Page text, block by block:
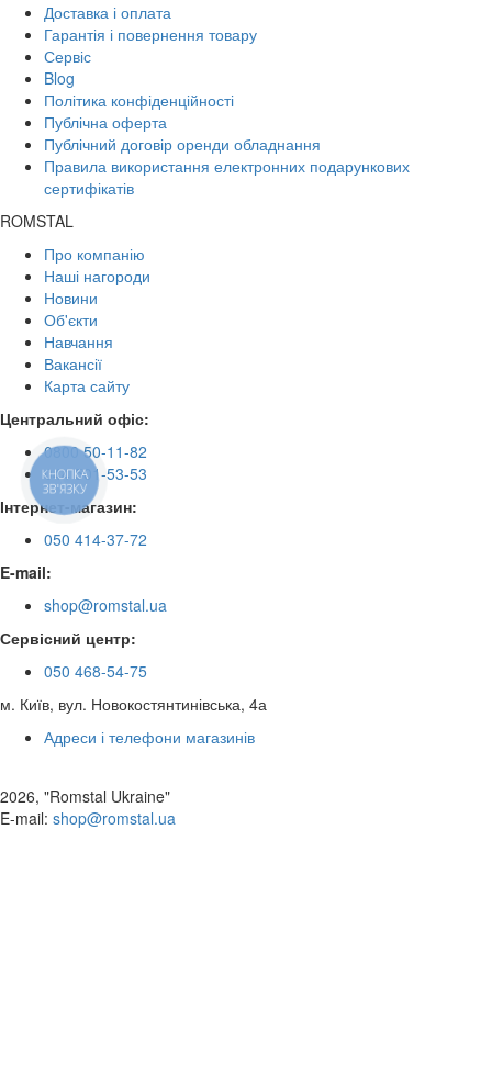
Доставка і оплата
Гарантія і повернення товару
Сервіс
Blog
Політика конфіденційності
Публічна оферта
Публічний договір оренди обладнання
Правила використання електронних подарункових
сертифікатів
ROMSTAL
Про компанію
Наші нагороди
Новини
Об'єкти
Навчання
Вакансії
Карта сайту
Центральний офіс:
0800 50-11-82
044 501-53-53
Інтернет-магазин:
050 414-37-72
E-mail:
shop@romstal.ua
Сервісний центр:
050 468-54-75
м. Київ, вул. Новокостянтинівська, 4а
Адреси і телефони магазинів
2026, "Romstal Ukraine"
​E-mail: shop@romstal.ua
КНОПКА
ЗВ'ЯЗКУ